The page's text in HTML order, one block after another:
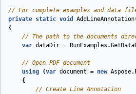
// For complete examples and data
private static void AddLineAnnotation
{
// The path to the documents
var dataDir = RunExamples .
// Open PDF document
using
(var document = new Aspose.
{
// Create Line Annotation